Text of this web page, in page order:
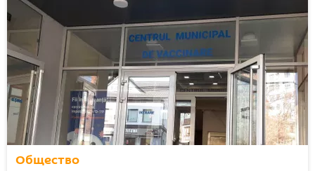
Общество